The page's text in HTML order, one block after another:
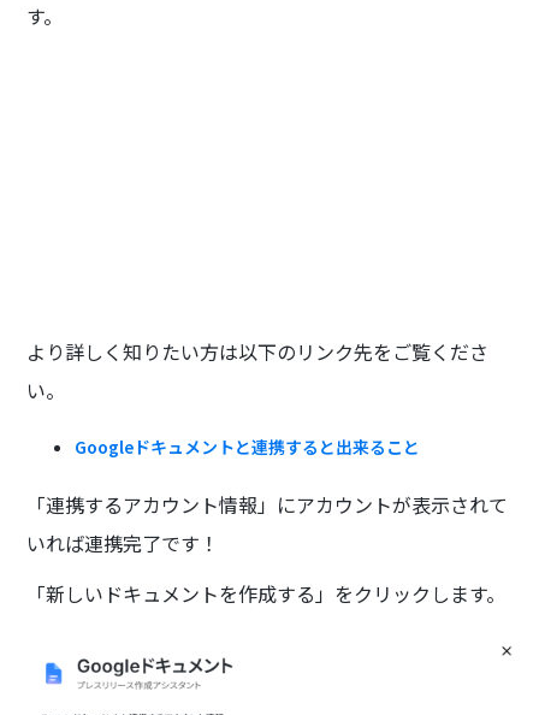
す。
より詳しく知りたい方は以下のリンク先をご覧くださ
い。
Googleドキュメントと連携すると出来ること
「連携するアカウント情報」にアカウントが表示されて
いれば連携完了です！
「新しいドキュメントを作成する」をクリックします。